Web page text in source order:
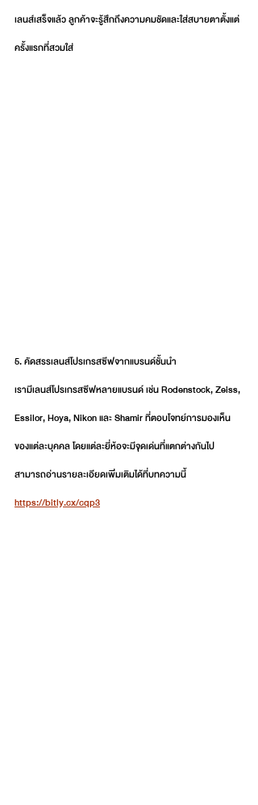
เลนส์เสร็จแล้ว ลูกค้าจะรู้สึกถึงความคมชัดและใส่สบายตาตั้งแต่
ครั้งแรกที่สวมใส่
5. คัดสรรเลนส์โปรเกรสซีฟจากแบรนด์ชั้นนำ
เรามีเลนส์โปรเกรสซีฟหลายแบรนด์ เช่น Rodenstock, Zeiss,
Essilor, Hoya, Nikon และ Shamir ที่ตอบโจทย์การมองเห็น
ของแต่ละบุคคล โดยแต่ละยี่ห้อจะมีจุดเด่นที่แตกต่างกันไป
สามารถอ่านรายละเอียดเพิ่มเติมได้ที่บทความนี้
https://bitly.cx/cqp3